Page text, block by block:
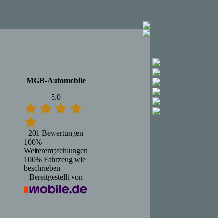
MGB-Automobile
5.0
201 Bewertungen
100%
Weiterempfehlungen
100% Fahrzeug wie
beschrieben
Bereitgestellt von